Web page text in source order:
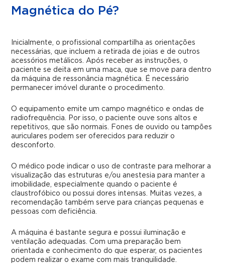
Magnética do Pé?
Inicialmente, o profissional compartilha as orientações
necessárias, que incluem a retirada de joias e de outros
acessórios metálicos. Após receber as instruções, o
paciente se deita em uma maca, que se move para dentro
da máquina de ressonância magnética. É necessário
permanecer imóvel durante o procedimento.
O equipamento emite um campo magnético e ondas de
radiofrequência. Por isso, o paciente ouve sons altos e
repetitivos, que são normais. Fones de ouvido ou tampões
auriculares podem ser oferecidos para reduzir o
desconforto.
O médico pode indicar o uso de contraste para melhorar a
visualização das estruturas e/ou anestesia para manter a
imobilidade, especialmente quando o paciente é
claustrofóbico ou possui dores intensas. Muitas vezes, a
recomendação também serve para crianças pequenas e
pessoas com deficiência.
A máquina é bastante segura e possui iluminação e
ventilação adequadas. Com uma preparação bem
orientada e conhecimento do que esperar, os pacientes
podem realizar o exame com mais tranquilidade.